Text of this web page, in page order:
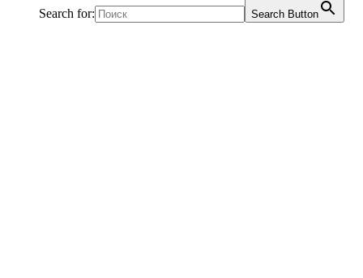
Search for: Search Button